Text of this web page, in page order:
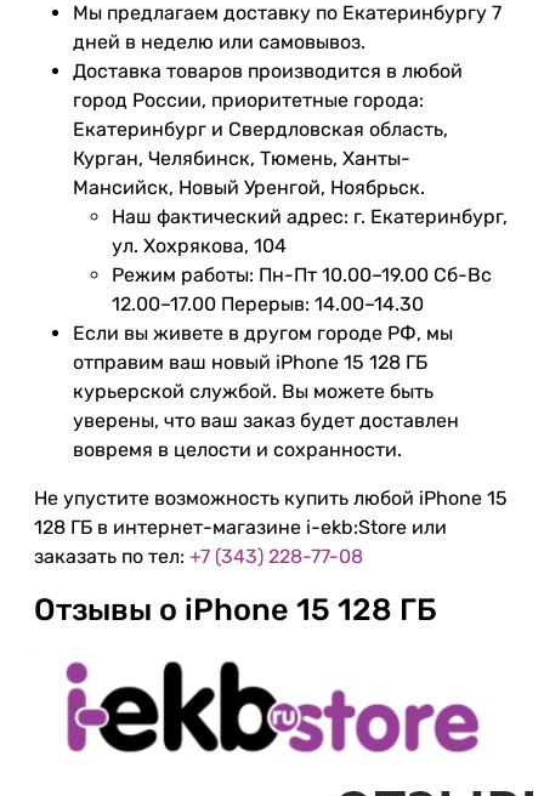
Мы предлагаем доставку по Екатеринбургу 7
дней в неделю или самовывоз.
Доставка товаров производится в любой
город России, приоритетные города:
Екатеринбург и Свердловская область,
Курган, Челябинск, Тюмень, Ханты-
Мансийск, Новый Уренгой, Ноябрьск.
Наш фактический адрес: г. Екатеринбург,
ул. Хохрякова, 104
Режим работы: Пн-Пт 10.00–19.00 Сб-Вс
12.00–17.00 Перерыв: 14.00–14.30
Если вы живете в другом городе РФ, мы
отправим ваш новый iPhone 15 128 ГБ
курьерской службой. Вы можете быть
уверены, что ваш заказ будет доставлен
вовремя в целости и сохранности.
Не упустите возможность купить любой iPhone 15
128 ГБ в интернет-магазине i-ekb:Store или
заказать по тел: +7 (343) 228-77-08
Отзывы о iPhone 15 128 ГБ